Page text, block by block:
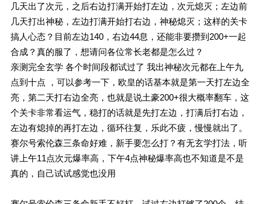
几天出了次元，之后右边打满开始打左边，次元熄灭；左边前
几天打出神秘，左边打满开始打右边，神秘熄灭；这样的关卡
搞人心态？目前左边140，右边44息，还能非要攒到200+一起
合成？真的服了，想请问各位常长老都是怎么过？
亲测完全玄学 各个时间段都试过了 我出神秘次元都在上午九
点到十点 ，可以参考一下，欧皇的话基本就是第一天打左边全
亮，第二天打右边全亮，也就是说土豪200+很大概率翻车，这
个关卡非常看运气，稳打的话就是先打左边，打满后打右边，
左边有熄掉的再打左边，循环往复，乐此不疲，慢慢就出了。
赛尔号索伦森三条命好难，新手要怎么打？有无玄学打法，听
讲上午11点次元爆率高，下午4点神秘爆率高也不知道是不是
真的，自己试试感觉也没用